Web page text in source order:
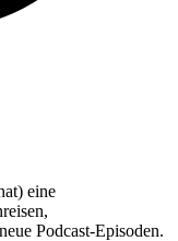
eine
Podcast-Episoden.